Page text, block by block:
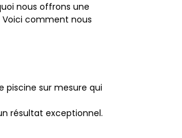
nous offrons une
comment nous
sur mesure qui
résultat exceptionnel.